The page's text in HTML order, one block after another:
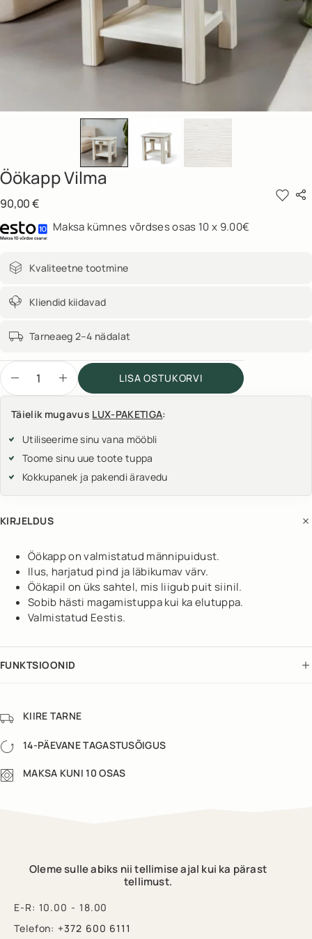
Öökapp Vilma
90,00€
Maksa kümnes võrdses osas 10 x 9.00€
Kvaliteetne tootmine
Kliendid kiidavad
Tarneaeg 2–4 nädalat
LISA OSTUKORVI
Täielik mugavus LUX-PAKETIGA:
Utiliseerime sinu vana mööbli
Toome sinu uue toote tuppa
Kokkupanek ja pakendi äravedu
KIRJELDUS
Öökapp on valmistatud männipuidust.
Ilus, harjatud pind ja läbikumav värv.
Öökapil on üks sahtel, mis liigub puit siinil.
Sobib hästi magamistuppa kui ka elutuppa.
Valmistatud Eestis.
FUNKTSIOONID
KIIRE TARNE
14-PÄEVANE TAGASTUSÕIGUS
MAKSA KUNI 10 OSAS
Oleme sulle abiks nii tellimise ajal kui ka pärast
tellimust.
E-R: 10.00 - 18.00
Telefon: +372 600 6111